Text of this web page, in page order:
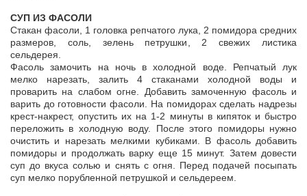
СУП ИЗ ФАСОЛИ
Стакан фасоли, 1 головка репчатого лука, 2 помидора средних
размеров, соль, зелень петрушки, 2 свежих листика
сельдерея.
Фасоль замочить на ночь в холодной воде. Репчатый лук
мелко нарезать, залить 4 стаканами холодной воды и
проварить на слабом огне. Добавить замоченную фасоль и
варить до готовности фасоли. На помидорах сделать надрезы
крест-накрест, опустить их на 1-2 минуты в кипяток и быстро
переложить в холодную воду. После этого помидоры нужно
очистить и нарезать мелкими кубиками. В фасоль добавить
помидоры и продолжать варку еще 15 минут. Затем довести
суп до вкуса солью и снять с огня. Перед подачей посыпать
суп мелко порубленной петрушкой и сельдереем.